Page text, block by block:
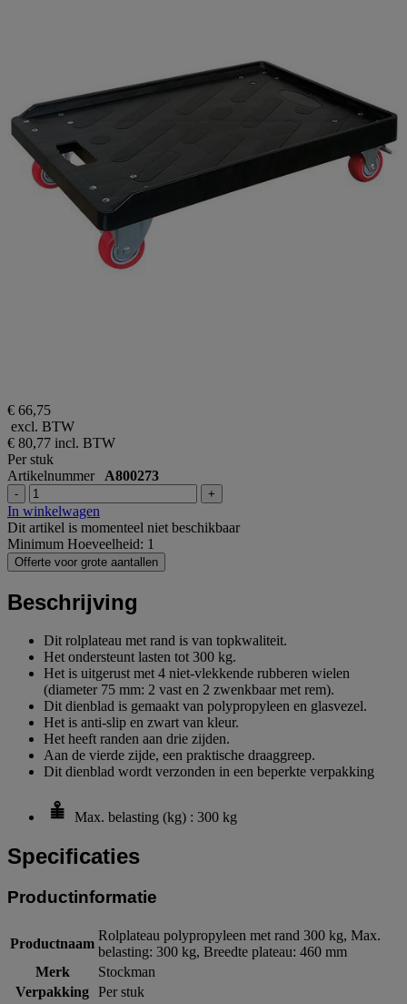
€ 66,75
excl. BTW
€ 80,77 incl. BTW
Per stuk
Artikelnummer A800273
- +
In winkelwagen
Dit artikel is momenteel niet beschikbaar
Minimum Hoeveelheid: 1
Offerte voor grote aantallen
Beschrijving
Dit rolplateau met rand is van topkwaliteit.
Het ondersteunt lasten tot 300 kg.
Het is uitgerust met 4 niet-vlekkende rubberen wielen
(diameter 75 mm: 2 vast en 2 zwenkbaar met rem).
Dit dienblad is gemaakt van polypropyleen en glasvezel.
Het is anti-slip en zwart van kleur.
Het heeft randen aan drie zijden.
Aan de vierde zijde, een praktische draaggreep.
Dit dienblad wordt verzonden in een beperkte verpakking
Max. belasting (kg) : 300 kg
Specificaties
Productinformatie
Productnaam
Rolplateau polypropyleen met rand 300 kg, Max.
belasting: 300 kg, Breedte plateau: 460 mm
Merk
Stockman
Verpakking Per stuk